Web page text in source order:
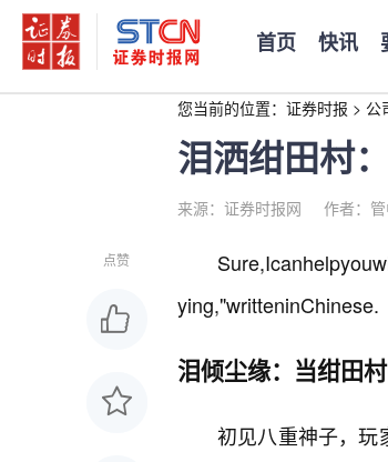
首页 快讯
您当前的位置： 证券时报 > 公
泪洒绀田村
来源：证券时报网 作者：
点赞
ying,"writteninChinese.
泪倾尘缘：当绀田
初见八重神子，玩